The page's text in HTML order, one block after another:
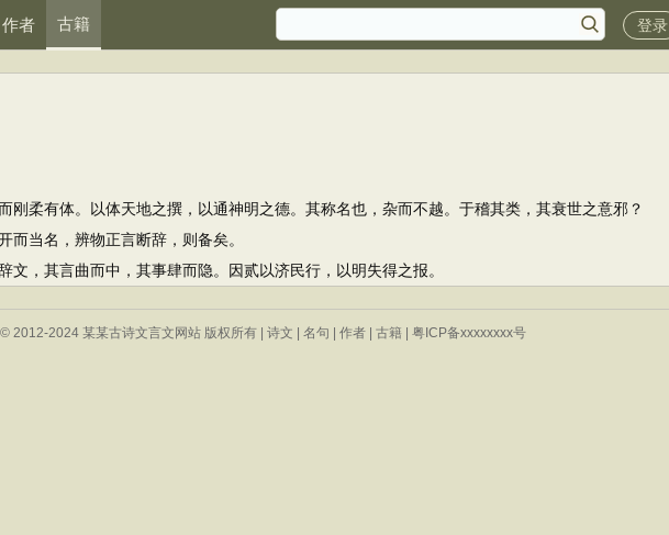
作者 古籍 登录
柔有体。以体天地之撰，以通神明之德。其称名也，杂而不越。于稽其类，其衰世之意邪？
当名，辨物正言断辞，则备矣。
，其言曲而中，其事肆而隐。因贰以济民行，以明失得之报。
2012-2024 某某古诗文言文网站 版权所有 | 诗文 名句 作者| 古籍| 粤ICP备xxxxxxxx号